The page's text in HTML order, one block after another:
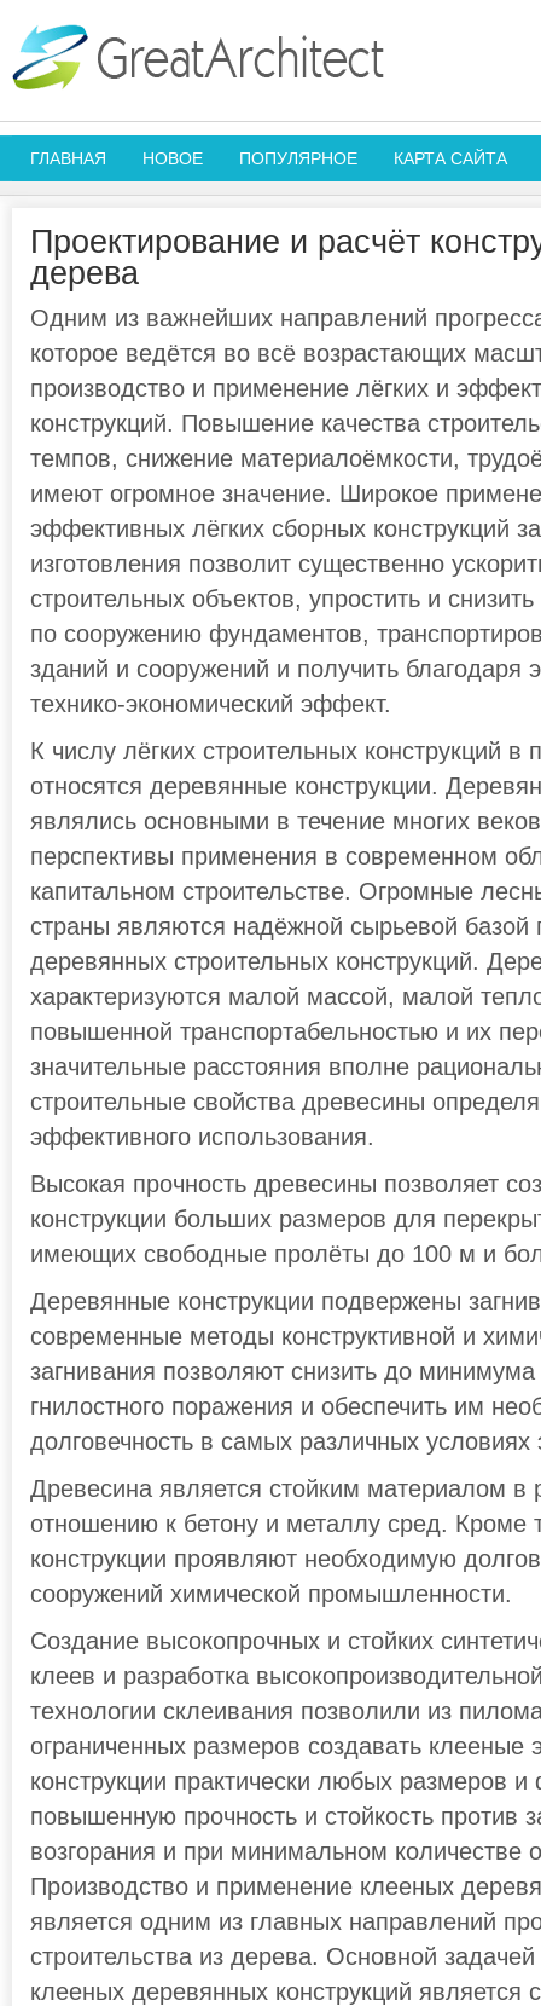
ГЛАВНАЯ НОВОЕ ПОПУЛЯРНОЕ КАРТА САЙТА
Проектирование и расчёт
дерева
Одним из важнейших направлений
которое ведётся во всё возрастающих
производство и применение лёгких и
конструкций. Повышение качества
темпов, снижение материалоёмкости,
имеют огромное значение. Широкое
эффективных лёгких сборных конструкций
изготовления позволит существенно
строительных объектов, упростить и
по сооружению фундаментов,
зданий и сооружений и получить благодаря
технико-экономический эффект.
К числу лёгких строительных конструкций в
относятся деревянные конструкции.
являлись основными в течение многих
перспективы применения в современном
капитальном строительстве. Огромные
страны являются надёжной сырьевой базой
деревянных строительных конструкций.
характеризуются малой массой, малой
повышенной транспортабельностью и их
значительные расстояния вполне
строительные свойства древесины
эффективного использования.
Высокая прочность древесины позволяет
конструкции больших размеров для
имеющих свободные пролёты до 100 м и
Деревянные конструкции подвержены
современные методы конструктивной и
загнивания позволяют снизить до минимума
гнилостного поражения и обеспечить им
долговечность в самых различных условиях
Древесина является стойким материалом в
отношению к бетону и металлу сред. Кроме
конструкции проявляют необходимую
сооружений химической промышленности.
Создание высокопрочных и стойких
клеев и разработка
технологии склеивания позволили из
ограниченных размеров создавать клееные
конструкции практически любых размеров
повышенную прочность и стойкость против
возгорания и при минимальном количестве
Производство и применение клееных
является одним из главных направлений
строительства из дерева. Основной
клееных деревянных конструкций является